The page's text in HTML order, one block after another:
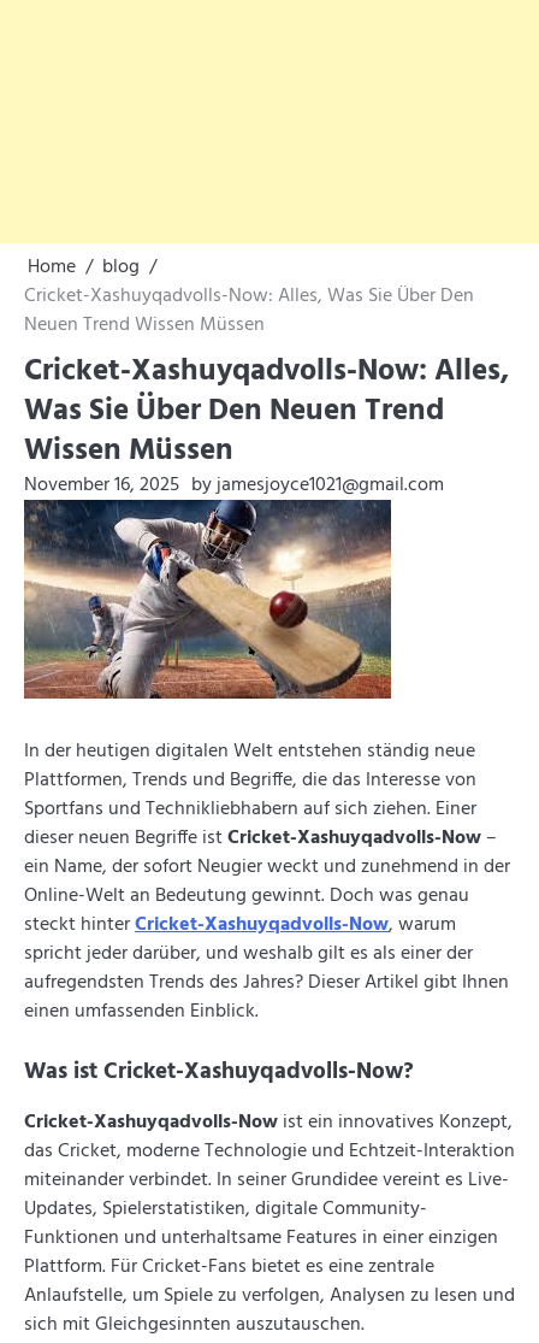
Home
blog
Cricket-Xashuyqadvolls-Now: Alles, Was Sie Über Den
Neuen Trend Wissen Müssen
Cricket-Xashuyqadvolls-Now: Alles,
Was Sie Über Den Neuen Trend
Wissen Müssen
November 16, 2025 by jamesjoyce1021@gmail.com
In der heutigen digitalen Welt entstehen ständig neue
Plattformen, Trends und Begriffe, die das Interesse von
Sportfans und Technikliebhabern auf sich ziehen. Einer
dieser neuen Begriffe istCricket-Xashuyqadvolls-Now–
ein Name, der sofort Neugier weckt und zunehmend in der
Online-Welt an Bedeutung gewinnt. Doch was genau
steckt hinterCricket-Xashuyqadvolls-Now, warum
spricht jeder darüber, und weshalb gilt es als einer der
aufregendsten Trends des Jahres? Dieser Artikel gibt Ihnen
einen umfassenden Einblick.
Was ist Cricket-Xashuyqadvolls-Now?
Cricket-Xashuyqadvolls-Nowist ein innovatives Konzept,
das Cricket, moderne Technologie und Echtzeit-Interaktion
miteinander verbindet. In seiner Grundidee vereint es Live-
Updates, Spielerstatistiken, digitale Community-
Funktionen und unterhaltsame Features in einer einzigen
Plattform. Für Cricket-Fans bietet es eine zentrale
Anlaufstelle, um Spiele zu verfolgen, Analysen zu lesen und
sich mit Gleichgesinnten auszutauschen.